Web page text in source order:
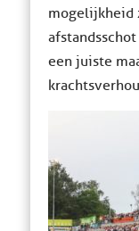
mogelijkheid
een juiste